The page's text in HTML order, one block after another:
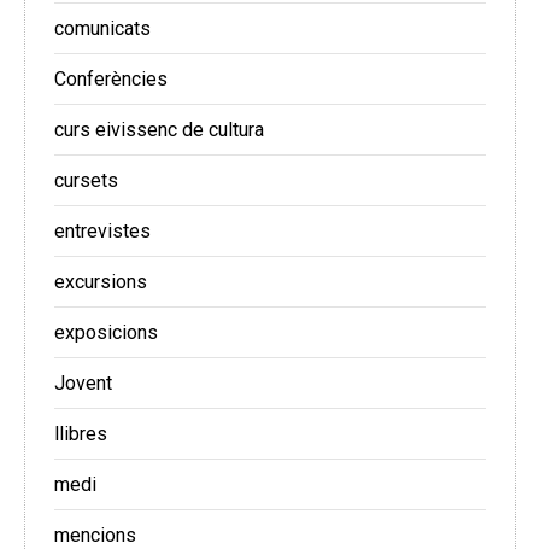
comunicats
Conferències
curs eivissenc de cultura
cursets
entrevistes
excursions
exposicions
Jovent
llibres
medi
mencions